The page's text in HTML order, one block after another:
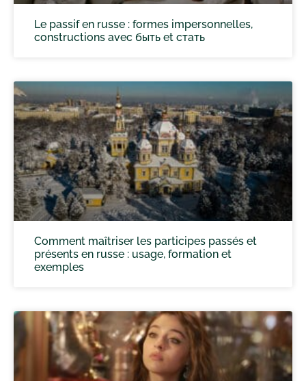
Le passif en russe : formes impersonnelles,
constructions avec быть et стать
Comment maîtriser les participes passés et
présents en russe : usage, formation et
exemples